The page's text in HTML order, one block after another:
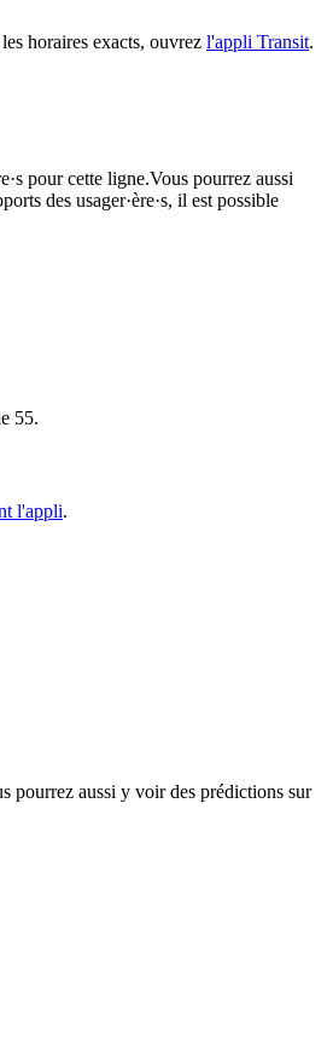
horaires exacts, ouvrez l'appli Transit.
pour cette ligne.Vous pourrez aussi
des usager·ère·s, il est possible
55.
l'appli.
pourrez aussi y voir des prédictions sur